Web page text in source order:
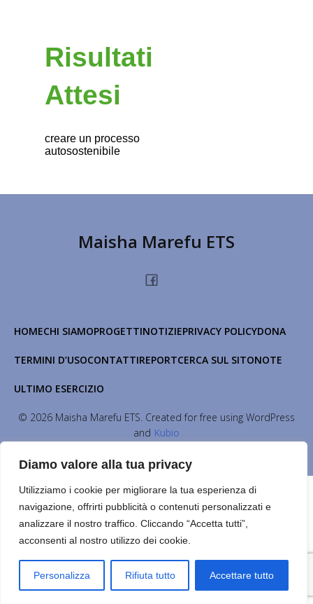
Diamo valore alla tua privacy
Utilizziamo i cookie per migliorare la tua esperienza di
navigazione, offrirti pubblicità o contenuti personalizzati e
analizzare il nostro traffico. Cliccando “Accetta tutti”,
acconsenti al nostro utilizzo dei cookie.
Personalizza Rifiuta tutto Accettare tutto
Risultati
Attesi
creare un processo
autosostenibile
Maisha Marefu ETS
HOMECHI SIAMOPROGETTINOTIZIEPRIVACY POLICYDONA
TERMINI D’USOCONTATTIREPORTCERCA SUL SITONOTE
ULTIMO ESERCIZIO
© 2026 Maisha Marefu ETS. Created for free using WordPress
and Kubio